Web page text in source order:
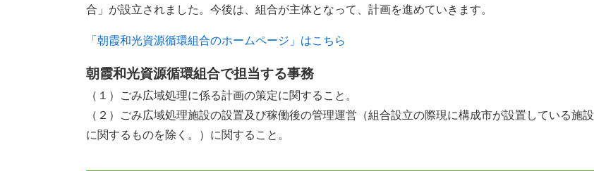
合」が設立されました。今後は、組合が主体となって、計画を進めていきます。
「朝霞和光資源循環組合のホームページ」はこちら
朝霞和光資源循環組合で担当する事務
（１）ごみ広域処理に係る計画の策定に関すること。
（２）ごみ広域処理施設の設置及び稼働後の管理運営（組合設立の際現に構成市が設置している施設
に関するものを除く。）に関すること。